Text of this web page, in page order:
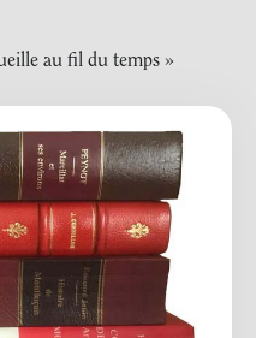
au fil du temps »